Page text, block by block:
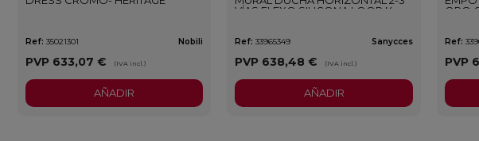
Ref: 35021301 Nobili
PVP 633,07 € (IVA incl.)
AÑADIR
VÍAS FLEXO SILICONA LOOP K
Ref: 33965349 Sanycces
PVP 638,48 € (IVA incl.)
AÑADIR
ORO
Ref:
PVP